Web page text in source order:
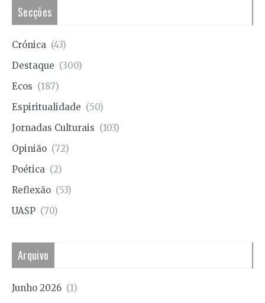
Secções
Crónica (43)
Destaque (300)
Ecos (187)
Espiritualidade (50)
Jornadas Culturais (103)
Opinião (72)
Poética (2)
Reflexão (53)
UASP (70)
Arquivo
Junho 2026 (1)